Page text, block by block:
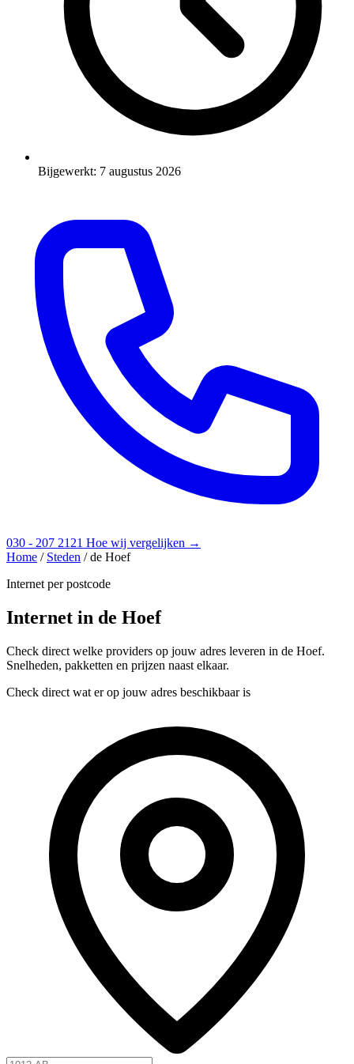
Bijgewerkt: 7 augustus 2026
030 - 207 2121 Hoe wij vergelijken →
Home / Steden / de Hoef
Internet per postcode
Internet in de Hoef
Check direct welke providers op jouw adres leveren in de Hoef.
Snelheden, pakketten en prijzen naast elkaar.
Check direct wat er op jouw adres beschikbaar is